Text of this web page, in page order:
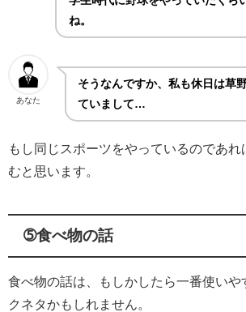
ね。
あなた
そうなんですか、私も休日は草
ていまして…
もし同じスポーツをやっているのであれ
むと思います。
➄食べ物の話
食べ物の話は、もしかしたら一番使いや
クネタかもしれません。